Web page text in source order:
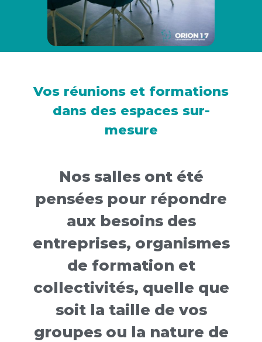
Vos réunions et formations
dans des espaces sur-
mesure
Nos salles ont été
pensées pour répondre
aux besoins des
entreprises, organismes
de formation et
collectivités, quelle que
soit la taille de vos
groupes ou la nature de